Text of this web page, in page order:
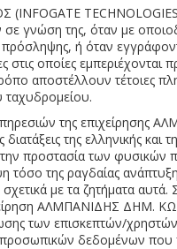
γνώση της, όταν με
πρόσληψης, ή όταν
οποίες
αποστέλλουν τέτοιες
της
της ελληνικής
προστασία των
της ραγδαίας
με τα ζητήματα
ΑΛΜΠΑΝΙΔΗΣ ΔΗΜ.
των επισκεπτών/
δεδομένων που